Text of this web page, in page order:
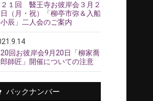
１回 醫王寺お彼岸会３月２
日（月・祝）「柳亭市弥＆入船
辰」二人会のご案内
回お彼岸会9月20日「柳家喬
師匠」開催についての注意
バックナンバー